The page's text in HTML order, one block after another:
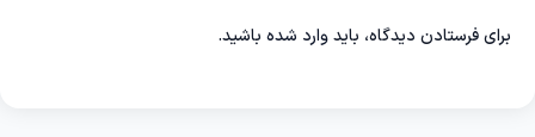
برای فرستادن دیدگاه، بایدوارد شده باشید.